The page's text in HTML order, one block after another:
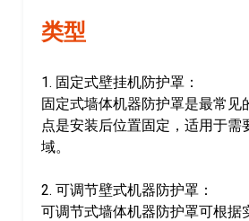
类型
1. 固定式壁挂机防护罩：
固定式墙体机器防护罩是最常见
点是安装后位置固定，适用于需
域。
2. 可调节壁式机器防护罩：
可调节式墙体机器防护罩可根据